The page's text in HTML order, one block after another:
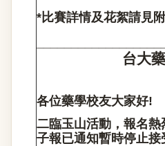
*比賽詳情及花絮請見
台大
各位藥學校友大家好!
二臨玉山活動，報名熱
子報已通知暫時停止接